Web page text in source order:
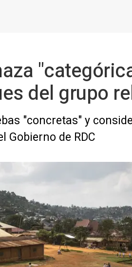
del grupo
"concretas" y
Gobierno de RDC